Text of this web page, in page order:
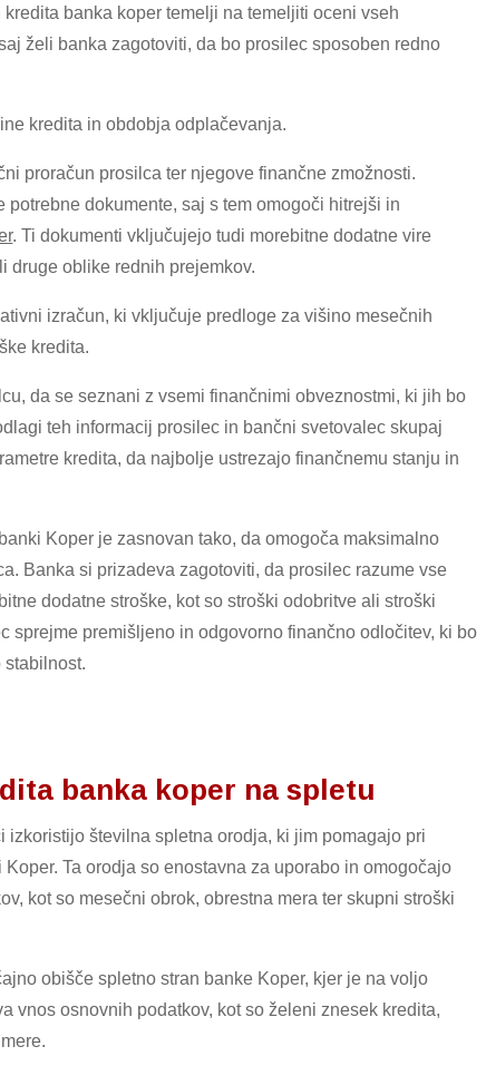
banka koper temelji na temeljiti oceni vseh
želi banka zagotoviti, da bo prosilec sposoben redno
kredita in obdobja odplačevanja.
proračun prosilca ter njegove finančne zmožnosti.
dokumente, saj s tem omogoči hitrejši in
. Ti dokumenti vključujejo tudi morebitne dodatne vire
druge oblike rednih prejemkov.
izračun, ki vključuje predloge za višino mesečnih
kredita.
da se seznani z vsemi finančnimi obveznostmi, ki jih bo
teh informacij prosilec in bančni svetovalec skupaj
kredita, da najbolje ustrezajo finančnemu stanju in
Koper je zasnovan tako, da omogoča maksimalno
Banka si prizadeva zagotoviti, da prosilec razume vse
dodatne stroške, kot so stroški odobritve ali stroški
sprejme premišljeno in odgovorno finančno odločitev, ki bo
banka koper na spletu
številna spletna orodja, ki jim pomagajo pri
Ta orodja so enostavna za uporabo in omogočajo
kot so mesečni obrok, obrestna mera ter skupni stroški
obišče spletno stran banke Koper, kjer je na voljo
vnos osnovnih podatkov, kot so želeni znesek kredita,